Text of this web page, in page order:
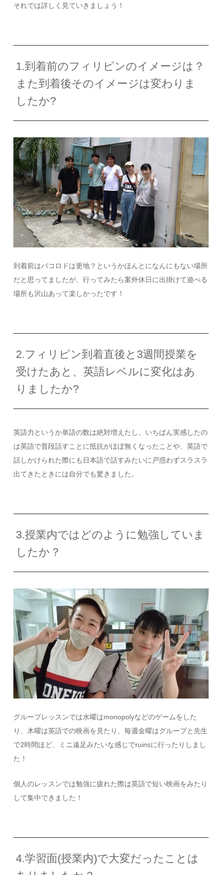
それでは詳しく見ていきましょう！
1.到着前のフィリピンのイメージは？
また到着後そのイメージは変わりま
したか?
到着前はバコロドは更地？というかほんとになんにもない場所
だと思ってましたが、行ってみたら案外休日に出掛けて遊べる
場所も沢山あって楽しかったです！
2.フィリピン到着直後と3週間授業を
受けたあと、英語レベルに変化はあ
りましたか?
英語力というか単語の数は絶対増えたし、いちばん実感したの
は英語で普段話すことに抵抗がほぼ無くなったことや、英語で
話しかけられた際にも日本語で話すみたいに戸惑わずスラスラ
出てきたときには自分でも驚きました。
3.授業内ではどのように勉強していま
したか？
グループレッスンでは水曜はmonopolyなどのゲームをした
り、木曜は英語での映画を見たり、毎週金曜はグループと先生
で2時間ほど、ミニ遠足みたいな感じでruinsに行ったりしまし
た！
個人のレッスンでは勉強に疲れた際は英語で短い映画をみたり
して集中できました！
4.学習面(授業内)で大変だったことは